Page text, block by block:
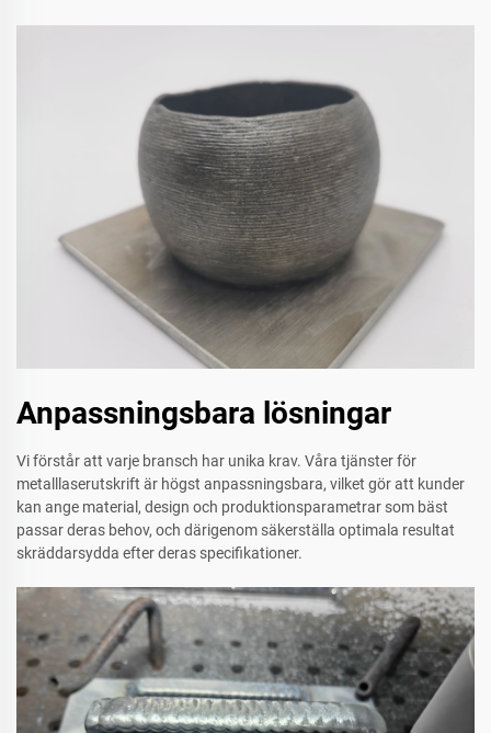
Anpassningsbara lösningar
Vi förstår att varje bransch har unika krav. Våra tjänster för
metalllaserutskrift är högst anpassningsbara, vilket gör att kunder
kan ange material, design och produktionsparametrar som bäst
passar deras behov, och därigenom säkerställa optimala resultat
skräddarsydda efter deras specifikationer.